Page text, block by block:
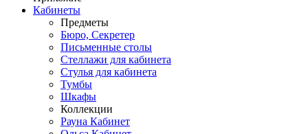
Кабинеты
Предметы
Бюро, Секретер
Письменные столы
Стеллажи для кабинета
Стулья для кабинета
Тумбы
Шкафы
Коллекции
Рауна Кабинет